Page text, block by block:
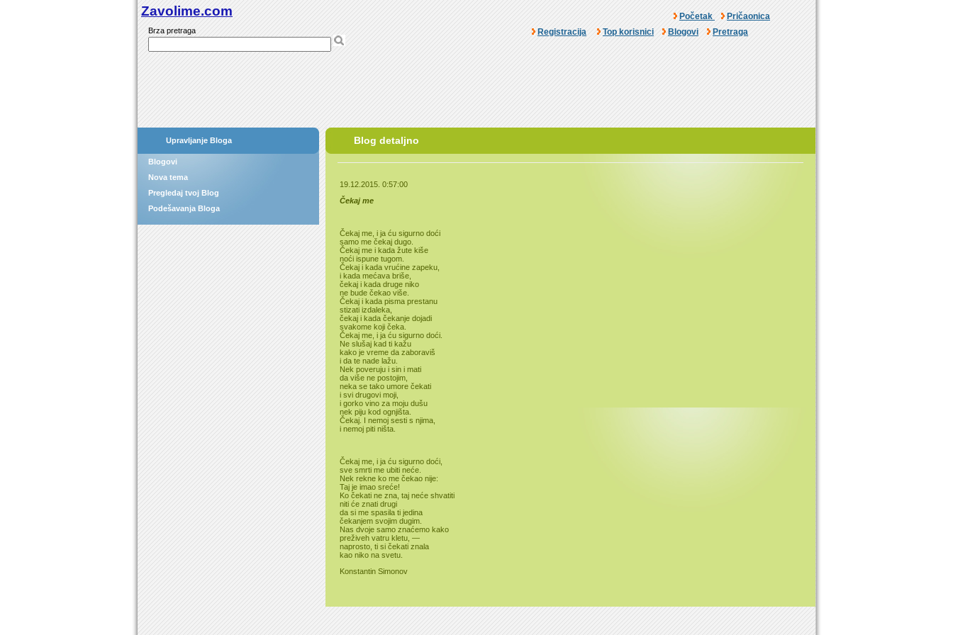
Zavolime.com
Brza pretraga
Početak
Pričaonica
Registracija
Top korisnici Blogovi Pretraga
Upravljanje Bloga
Blogovi
Nova tema
Pregledaj tvoj Blog
Podešavanja Bloga
Blog detaljno
19.12.2015. 0:57:00
Čekaj me
Čekaj me, i ja ću sigurno doći
samo me čekaj dugo.
Čekaj me i kada žute kiše
noći ispune tugom.
Čekaj i kada vrućine zapeku,
i kada mećava briše,
čekaj i kada druge niko
ne bude čekao više.
Čekaj i kada pisma prestanu
stizati izdaleka,
čekaj i kada čekanje dojadi
svakome koji čeka.
Čekaj me, i ja ću sigurno doći.
Ne slušaj kad ti kažu
kako je vreme da zaboraviš
i da te nade lažu.
Nek poveruju i sin i mati
da više ne postojim,
neka se tako umore čekati
i svi drugovi moji,
i gorko vino za moju dušu
nek piju kod ognjišta.
Čekaj. I nemoj sesti s njima,
i nemoj piti ništa.
Čekaj me, i ja ću sigurno doći,
sve smrti me ubiti neće.
Nek rekne ko me čekao nije:
Taj je imao sreće!
Ko čekati ne zna, taj neće shvatiti
niti će znati drugi
da si me spasila ti jedina
čekanjem svojim dugim.
Nas dvoje samo znaćemo kako
preživeh vatru kletu, —
naprosto, ti si čekati znala
kao niko na svetu.
Konstantin Simonov